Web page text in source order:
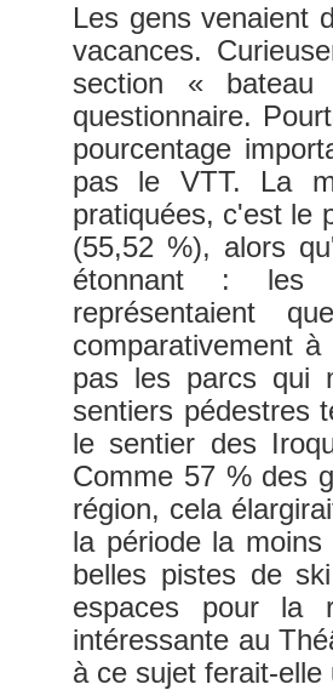
Les gens venaient
vacances.
section «
questionnaire.
pourcentage
pas le VTT. La
pratiquées, c'est le
(55,52 %), alors
étonnant : les
représentaient
comparativement
pas les parcs qui
sentiers pédestres
le sentier des
Comme 57 % des
région, cela
la période la
belles pistes de
espaces pour la
intéressante au
à ce sujet ferait-elle